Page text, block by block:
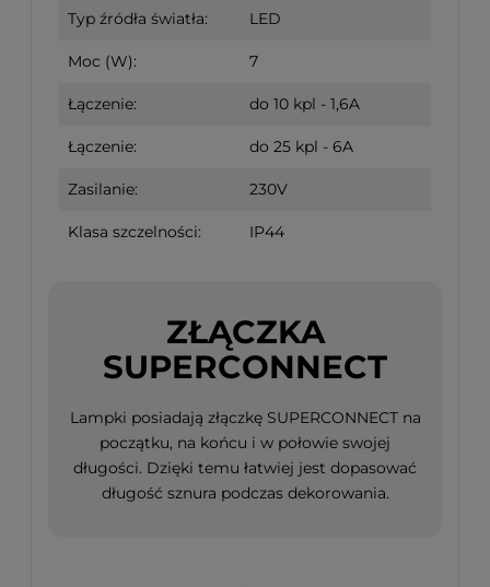
Typ źródła światła: LED
Moc (W): 7
Łączenie: do 10 kpl - 1,6A
Łączenie: do 25 kpl - 6A
Zasilanie: 230V
Klasa szczelności: IP44
ZŁĄCZKA
SUPERCONNECT
Lampki posiadają złączkę SUPERCONNECT na
początku, na końcu i w połowie swojej
długości. Dzięki temu łatwiej jest dopasować
długość sznura podczas dekorowania.